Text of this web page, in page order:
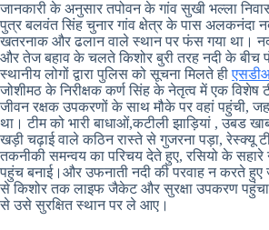
जानकारी के अनुसार तपोवन के गांव सुखी भल्ला
पुत्र बलवंत सिंह चुनार गांव क्षेत्र के पास अलकनंदा
खतरनाक और ढलान वाले स्थान पर फंस गया था।
और तेज बहाव के चलते किशोर बुरी तरह नदी के बीच
स्थानीय लोगों द्वारा पुलिस को सूचना मिलते ही
जोशीमठ के निरीक्षक कर्ण सिंह के नेतृत्व में एक
जीवन रक्षक उपकरणों के साथ मौके पर वहां पहुंची, जहां
था। टीम को भारी बाधाओं,कटीली झाड़ियां , उबड
खड़ी चढ़ाई वाले कठिन रास्ते से गुजरना पड़ा, रेस्क्यू
तकनीकी समन्वय का परिचय देते हुए, रसियो के सहारे
पहुंच बनाई।और उफनाती नदी की परवाह न करते
से किशोर तक लाइफ जैकेट और सुरक्षा उपकरण
से उसे सुरक्षित स्थान पर ले आए।